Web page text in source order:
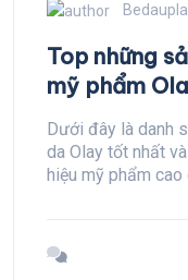
Top những
mỹ phẩm
Dưới đây là danh
da Olay tốt nhất
hiệu mỹ phẩm